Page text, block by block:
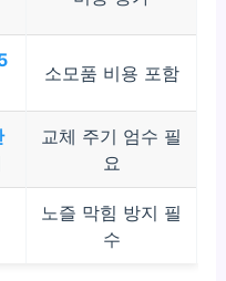
소모품 비용 포함
교체 주기 엄수 필
요
노즐 막힘 방지 필
수